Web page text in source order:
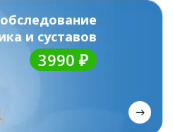
и суставов
3990 ₽